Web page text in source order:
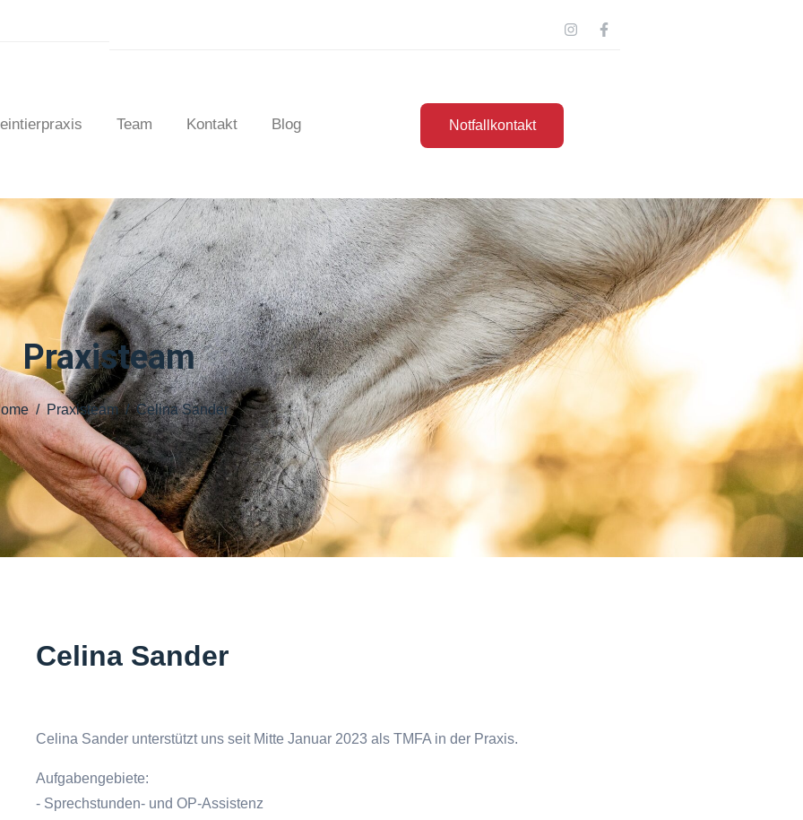
Team Kontakt Blog Notfallkontakt
Praxisteam
Praxisteam Celina Sander
Celina Sander
Celina Sander unterstützt uns seit Mitte Januar 2023 als TMFA in der Praxis.
Aufgabengebiete:
- Sprechstunden- und OP-Assistenz